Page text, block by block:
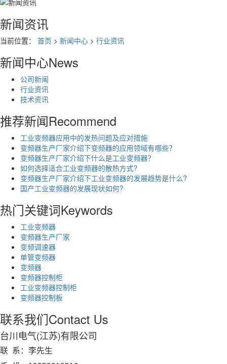
新闻资讯
当前位置： 首页 > 新闻中心 > 行业资讯
新闻中心News
公司新闻
行业资讯
技术资讯
推荐新闻Recommend
工业变频器应用中的发热问题及应对措施
变频器生产厂家介绍下变频器的应用领域有哪些？
变频器生产厂家介绍下什么是工业变频器？
如何选择适合工业变频器的散热方式?
变频器生产厂家介绍下工业变频器的发展趋势是什么?
国产工业变频器的发展现状如何?
热门关键词Keywords
工业变频器
变频器生产厂家
变频调速器
单管变频器
变频器
变频器控制柜
工业变频器控制柜
变频器控制板
联系我们Contact Us
台川电气(江苏)有限公司
联 系：李先生